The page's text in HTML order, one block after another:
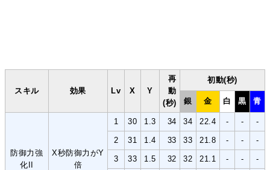
スキル 効果 Lv X Y
再
動
(秒)
初動(秒)
銀 金 白 黒 青
防御力強
化II
X秒防御力がY
倍
1 30 1.3 34 34 22.4 - - -
2 31 1.4 33 33 21.8 - - -
3 33 1.5 32 32 21.1 - - -